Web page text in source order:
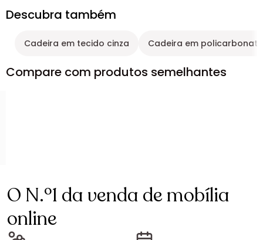
Descubra também
Cadeira em tecido cinza Cadeira em
Compare com produtos semelhantes
O N.º1 da venda de mobília
online